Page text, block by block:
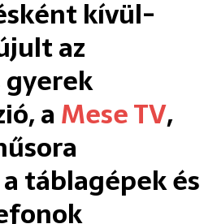
kívül-
az
aMese TV,
táblagépek és